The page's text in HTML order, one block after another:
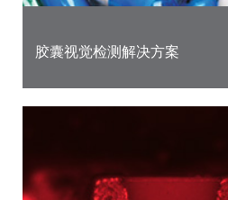
胶囊视觉检测解决方案